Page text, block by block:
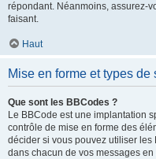
répondant. Néanmoins, assurez-
faisant.
Haut
Mise en forme et types de
Que sont les BBCodes ?
Le BBCode est une implantation
contrôle de mise en forme des
décider si vous pouvez utiliser
dans chacun de vos messages